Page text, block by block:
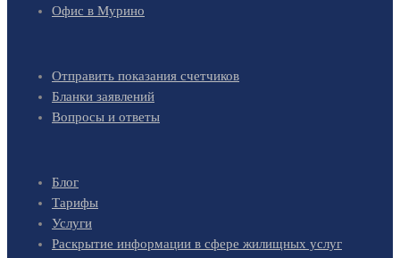
Офис в Мурино
Отправить показания счетчиков
Бланки заявлений
Вопросы и ответы
Блог
Тарифы
Услуги
Раскрытие информации в сфере жилищных услуг